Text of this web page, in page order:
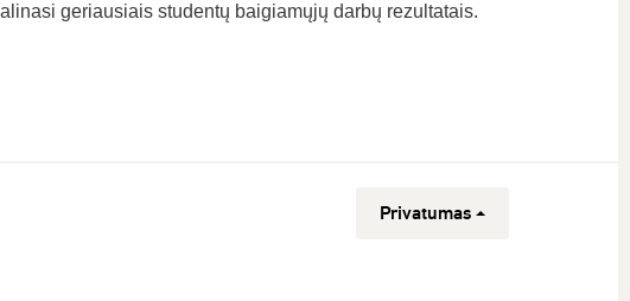
geriausiais studentų baigiamųjų darbų rezultatais.
Privatumas